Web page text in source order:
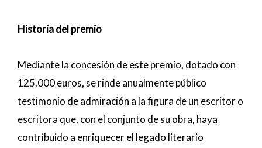
Historia del premio
Mediante la concesión de este premio, dotado con
125.000 euros, se rinde anualmente público
testimonio de admiración a la figura de un escritor o
escritora que, con el conjunto de su obra, haya
contribuido a enriquecer el legado literario